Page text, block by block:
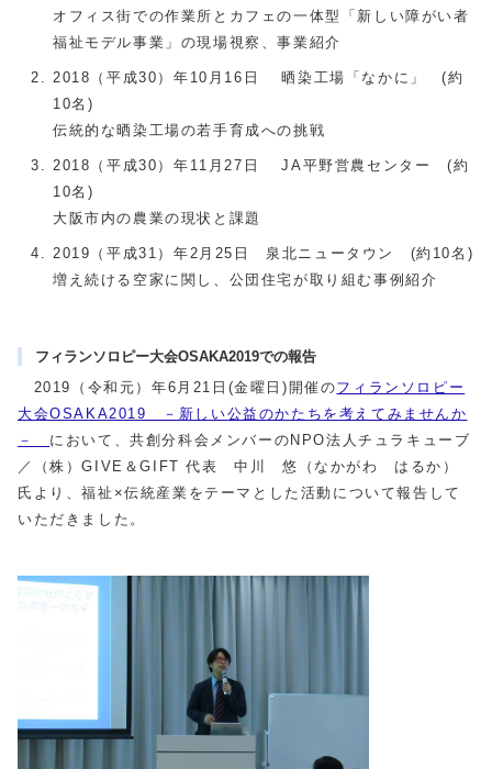
オフィス街での作業所とカフェの一体型「新しい障がい者
福祉モデル事業」の現場視察、事業紹介
2018（平成30）年10月16日 晒染工場「なかに」 (約
10名)
伝統的な晒染工場の若手育成への挑戦
2018（平成30）年11月27日 JA平野営農センター (約
10名)
大阪市内の農業の現状と課題
2019（平成31）年2月25日 泉北ニュータウン (約10名)
増え続ける空家に関し、公団住宅が取り組む事例紹介
フィランソロピー大会OSAKA2019での報告
2019（令和元）年6月21日(金曜日)開催のフィランソロピー
大会OSAKA2019 －新しい公益のかたちを考えてみませんか
－ において、共創分科会メンバーのNPO法人チュラキューブ
／（株）GIVE＆GIFT 代表 中川 悠（なかがわ はるか）
氏より、福祉×伝統産業をテーマとした活動について報告して
いただきました。